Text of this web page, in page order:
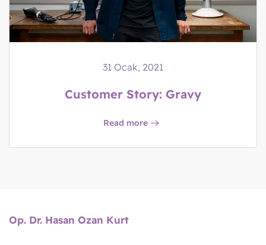
31 Ocak, 2021
Customer Story: Gravy
Read more
Op. Dr. Hasan Ozan Kurt